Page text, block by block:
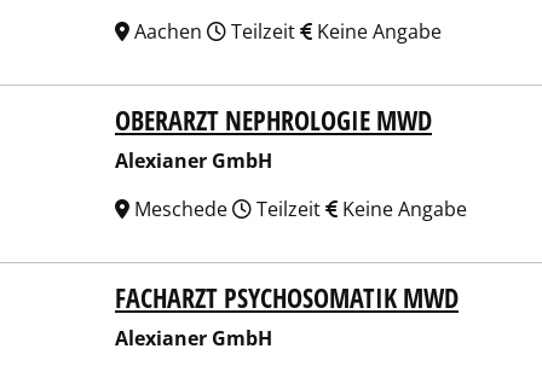
Aachen
Teilzeit Keine Angabe
OBERARZT NEPHROLOGIE MWD
Alexianer GmbH
Meschede
Teilzeit Keine Angabe
FACHARZT PSYCHOSOMATIK MWD
Alexianer GmbH